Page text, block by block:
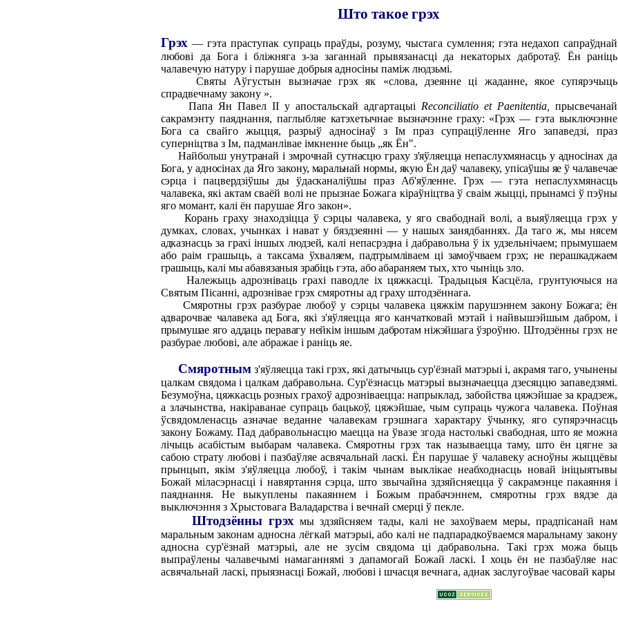
Што такое грэх
Грэх — гэта праступак супраць праўды, розуму, чыстагасумлення; гэта недахоп сапраўднай
любові да Бога і бліжняга з-зазаганнай прывязанасці да некаторых дабротаў. Ён раніць
чалавечую натуру і парушае добрыя адносіны паміж людзьмі.
Святы Аўгустын вызначае грэх як «слова, дзеянне ці жаданне, якое супярэчыць
спрадвечнаму закону ».
Папа Ян Павел IIу апостальскай адгартацыі Reconciliatio et Paenitentia ,прысвечанай
сакрамэнту паяднання, паглыбляе катэхетычнае вызначэнне граху: «Грэх — гэта выключэнне
Бога са свайго жыцця, разрыў адносінаў з Ім праз супраціўленне Яго запаведзі, праз
суперніцтва з Ім, падманлівае імкненне быць „як Ён".
Найбольш унутранай і змрочнай сутнасцю граху з'яўляецца непаслухмянасць у адносінах да
Бога, у адносінах да Яго закону, маральнай нормы, якую Ён даў чалавеку, упісаўшы яе ў чалавечае
сэрца і пацвердзіўшы ды ўдасканаліўшы праз Аб'яўленне. Грэх — гэта непаслухмянасць
чалавека, які актам сваёй волі не прызнае Божага кіраўніцтва ў сваім жыцці, прынамсі ў пэўны
яго момант, калі ён парушае Яго закон».
Корань граху знаходзіцца ў сэрцы чалавека, у яго свабоднай волі, а выяўляецца грэх у
думках, словах, учынках і нават у бяздзеянні — у нашых занядбаннях. Да таго ж, мы нясем
адказнасць за грахі іншых людзей, калі непасрэдна і дабравольна ўіх удзельнічаем; прымушаем
або раім грашыць, а таксама ўхваляем, падтрымліваем ці замоўчваем грэх; не перашкаджаем
грашыць, калі мы абавязаныя зрабіць гэта, або абараняем тых, хто чыніць зло.
Належыць адрозніваць грахі паводле іх цяжкасці. Традыцыя Касцёла, грунтуючыся на
Святым Пісанні, адрознівае грэх смяротны ад граху штодзённага.
Смяротны грэх разбурае любоў у сэрцы чалавека цяжкімпарушэннем закону Божага; ён
адварочвае чалавека ад Бога, якіз'яўляецца яго канчатковай мэтай і найвышэйшым дабром, і
прымушае яго аддаць перавагу нейкім іншым дабротам ніжэйшагаўзроўню. Штодзённы грэх не
разбурае любові, але абражае і раніць яе.
Смяротным з'яўляецца такі грэх, які датычыць сур'ёзнай матэрыі і, акрамя таго, учынены
цалкам свядома і цалкам дабравольна. Сур'ёзнасць матэрыі вызначаецца дзесяццю запаведзямі.
Безумоўна, цяжкасць розных грахоў адрозніваецца: напрыклад, забойства цяжэйшае за крадзеж,
а злачынства, накіраванае супраць бацькоў, цяжэйшае, чым супраць чужога чалавека. Поўная
ўсвядомленасць азначае веданне чалавекам грэшнага характару ўчынку, яго супярэчнасць
закону Божаму. Пад дабравольнасцю маецца на ўвазе згода настолькі свабодная, што яе можна
лічыць асабістым выбарам чалавека. Смяротны грэх так называецца таму, што ён цягне за
сабою страту любові і пазбаўляе асвячальнай ласкі. Ён парушае ў чалавеку асноўны жыццёвы
прынцып, якім з'яўляецца любоў, і такім чынам выклікае неабходнасць новай ініцыятывы
Божай міласэрнасці і навяртання сэрца, што звычайна здзяйсняецца ў сакрамэнце пакаяння і
паяднання. Heвыкуплены пакаяннем і Божым прабачэннем, смяротны грэх вядзе да
выключэння з Хрыстовага Валадарства і вечнай смерці ў пекле.
Штодзённы грэх мы здзяйсняем тады, калі не захоўваем меры, прадпісанай нам
маральным законам адносна лёгкай матэрыі, або калі не падпарадкоўваемся маральнаму закону
адносна сур'ёзнай матэрыі, але не зусім свядома ці дабравольна. Такі грэх можа быць
выпраўлены чалавечымі намаганнямі з дапамогай Божай ласкі.I хоць ён не пазбаўляе нас
асвячальнай ласкі, прыязнасці Божай, любові і шчасця вечнага, аднак заслугоўвае часовай кары